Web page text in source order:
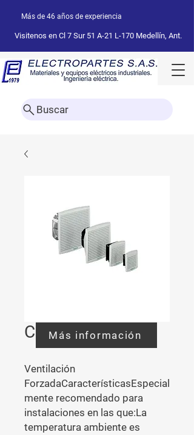
Más de 46 años de experiencia
Visitenos en Cl 7 Sur 51 A-21 L-170 Medellín, Ant.
Buscar
ClimaSys CV
Ventilación
ForzadaCaracterísticasEspecial
mente recomendado para
instalaciones en las que:La
temperatura ambiente es
Más información